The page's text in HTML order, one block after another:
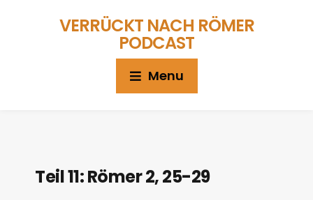
VERRÜCKT NACH RÖMER
PODCAST
Menu
Teil 11: Römer 2, 25-29